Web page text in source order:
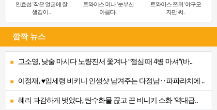
안효섭 ‘작은 얼굴에 잘
생김이 ..
트와이스 미나 ‘눈부신
아름다..
트와이스 쯔위 ‘야구모
자만 써..
깜짝 뉴스
고소영, 낮술 마시다 노량진서 쫓겨나 “점심 때 4병 마셔”(바..
이정재, ♥임세령 비키니 인생샷 남겨주는 다정남‥파파라치에 ..
혜리 과감하게 벗었다, 탄수화물 끊고 끈 비니키 소화 ‘역대급..